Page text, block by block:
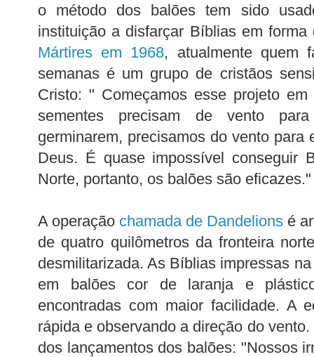
o método dos balões tem sido
instituição a disfarçar Bíblias em
Mártires em 1968, atualmente quem
semanas é um grupo de cristãos
Cristo: " Começamos esse projeto
sementes precisam de vento
germinarem, precisamos do vento para
Deus. É quase impossível conseguir
Norte, portanto, os balões são eficazes."
A operação chamada de Dandelions é
de quatro quilômetros da fronteira
desmilitarizada. As Bíblias impressas
em balões cor de laranja e
encontradas com maior facilidade. A
rápida e observando a direção do
dos lançamentos dos balões: "Nossos